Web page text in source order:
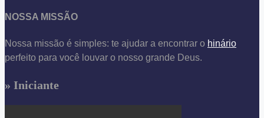
NOSSA MISSÃO
Nossa missão é simples: te ajudar a encontrar o hinário
perfeito para você louvar o nosso grande Deus.
» Iniciante